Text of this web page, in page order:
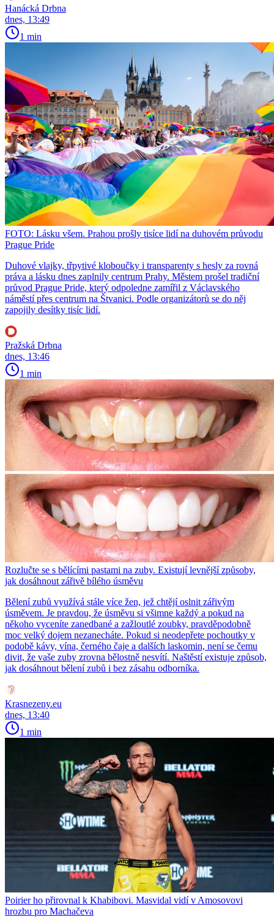
Hanácká Drbna
dnes, 13:49
1 min
FOTO: Lásku všem. Prahou prošly tisíce lidí na duhovém průvodu
Prague Pride
Duhové vlajky, třpytivé kloboučky i transparenty s hesly za rovná
práva a lásku dnes zaplnily centrum Prahy. Městem prošel tradiční
průvod Prague Pride, který odpoledne zamířil z Václavského
náměstí přes centrum na Štvanici. Podle organizátorů se do něj
zapojily desítky tisíc lidí.
Pražská Drbna
dnes, 13:46
1 min
Rozlučte se s bělícími pastami na zuby. Existují levnější způsoby,
jak dosáhnout zářivě bílého úsměvu
Bělení zubů využívá stále více žen, jež chtějí oslnit zářivým
úsměvem. Je pravdou, že úsměvu si všimne každý a pokud na
někoho vyceníte zanedbané a zažloutlé zoubky, pravděpodobně
moc velký dojem nezanecháte. Pokud si neodepřete pochoutky v
podobě kávy, vína, černého čaje a dalších laskomin, není se čemu
divit, že vaše zuby zrovna bělostně nesvítí. Naštěstí existuje způsob,
jak dosáhnout bělení zubů i bez zásahu odborníka.
Krasnezeny.eu
dnes, 13:40
1 min
Poirier ho přirovnal k Khabibovi. Masvidal vidí v Amosovovi
hrozbu pro Machačeva